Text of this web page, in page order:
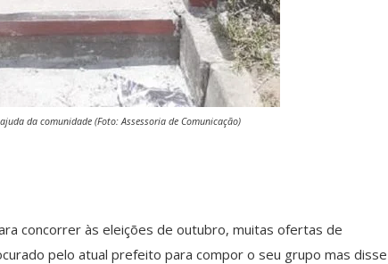
da comunidade (Foto: Assessoria de Comunicação)
concorrer às eleições de outubro, muitas ofertas de
pelo atual prefeito para compor o seu grupo mas disse